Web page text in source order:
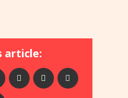
article: